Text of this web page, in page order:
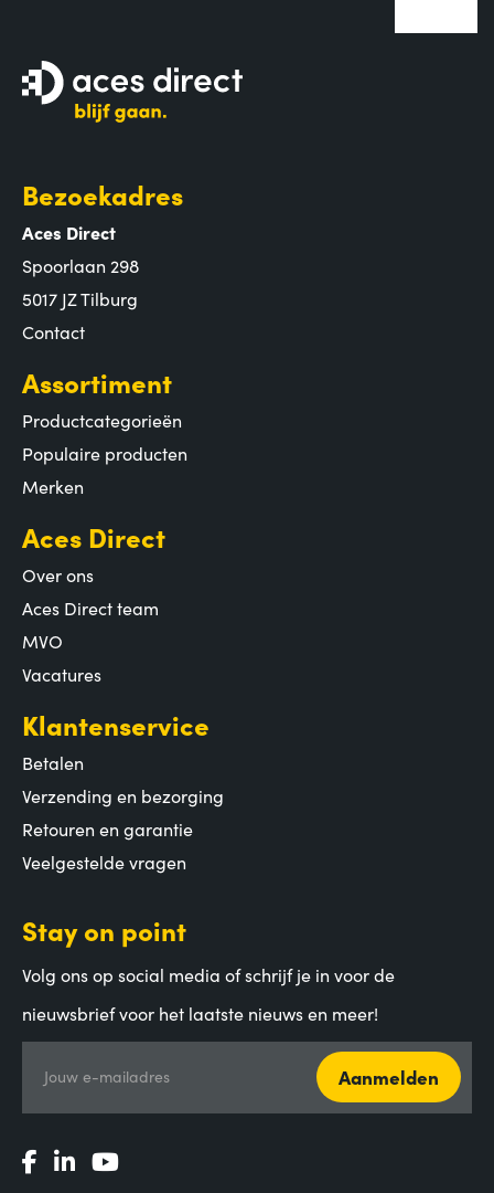
Bezoekadres
Aces Direct
Spoorlaan 298
5017 JZ Tilburg
Contact
Assortiment
Productcategorieën
Populaire producten
Merken
Aces Direct
Over ons
Aces Direct team
MVO
Vacatures
Klantenservice
Betalen
Verzending en bezorging
Retouren en garantie
Veelgestelde vragen
Stay on point
Volg ons op social media of schrijf je in voor de
nieuwsbrief voor het laatste nieuws en meer!
Jouw e-mailadres Aanmelden